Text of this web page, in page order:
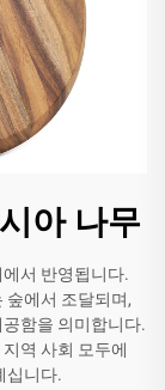
아 나무
서 반영됩니다.
숲에서 조달되며,
함을 의미합니다.
역 사회 모두에
십니다.